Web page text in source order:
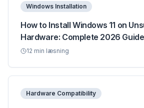
Windows Installation
How to Install Windows 11 on
Hardware: Complete 2026 Guide
12 min læsning
Hardware Compatibility